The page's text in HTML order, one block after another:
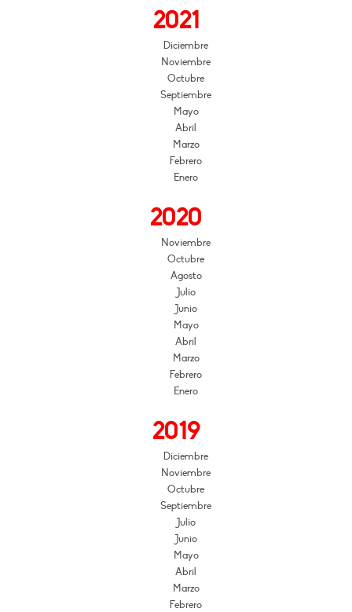
2021
Diciembre
Noviembre
Octubre
Septiembre
Mayo
Abril
Marzo
Febrero
Enero
2020
Noviembre
Octubre
Agosto
Julio
Junio
Mayo
Abril
Marzo
Febrero
Enero
2019
Diciembre
Noviembre
Octubre
Septiembre
Julio
Junio
Mayo
Abril
Marzo
Febrero